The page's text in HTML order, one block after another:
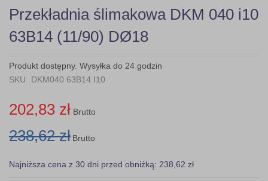
Skip
to
the
beginning
the
images
Przekładnia ślimakowa DKM 040 i10
63B14 (11/90) DØ18
Produkt dostępny. Wysyłka do 24 godzin
SKU
DKM040 63B14 I10
202,83 zł Brutto
238,62 zł Brutto
Najniższa cena z 30 dni przed obniżką: 238,62 zł